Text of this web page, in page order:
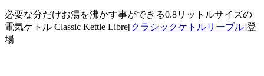
必要な分だけお湯を沸かす事ができる0.8リットルサイズの
電気ケトル Classic Kettle Libre[クラシックケトルリーブル]登
場